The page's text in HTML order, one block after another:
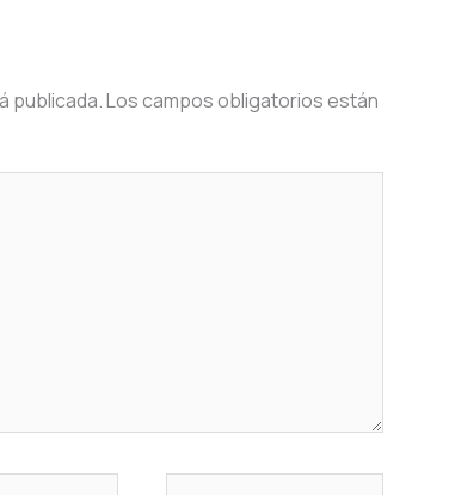
publicada.Los campos obligatorios están